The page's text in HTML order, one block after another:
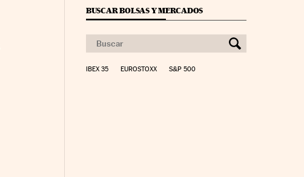
BUSCAR BOLSAS Y MERCADOS
IBEX 35 EUROSTOXX S&P 500